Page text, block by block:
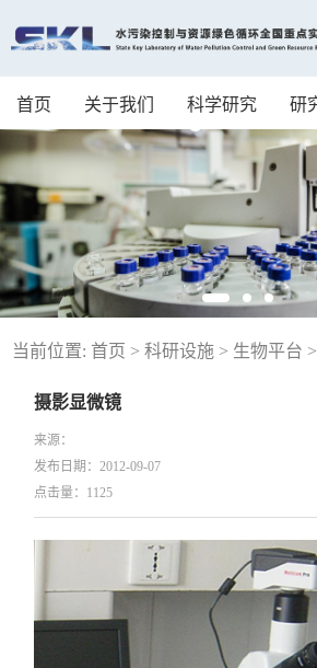
首页 关于我们 科学研究 研
当前位置: 首页 >科研设施 > 生物平台
摄影显微镜
来源：
发布日期：2012-09-07
点击量： 1125